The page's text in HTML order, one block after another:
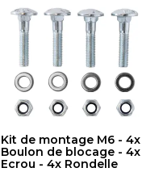
Kit de montage M6 - 4x
Boulon de blocage - 4x
Ecrou - 4x Rondelle